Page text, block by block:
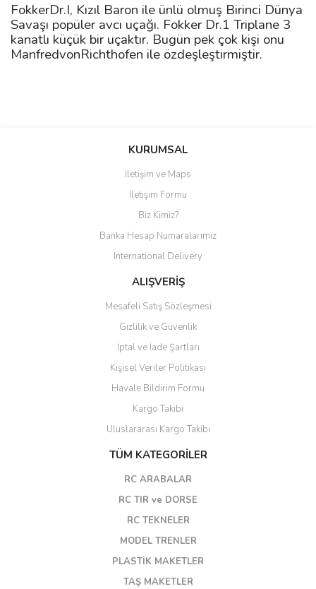
FokkerDr.I, Kızıl Baron ile ünlü olmuş Birinci Dünya
Savaşı popüler avcı uçağı. Fokker Dr.1 Triplane 3
kanatlı küçük bir uçaktır. Bugün pek çok kişi onu
ManfredvonRichthofen ile özdeşleştirmiştir.
Bu ürüne ilk yorumu siz yapın!
Yorum Yaz
KURUMSAL
İletişim ve Maps
İletişim Formu
Biz Kimiz?
Banka Hesap Numaralarımız
International Delivery
ALIŞVERİŞ
Mesafeli Satış Sözleşmesi
Gizlilik ve Güvenlik
İptal ve İade Şartları
Kişisel Veriler Politikası
Havale Bildirim Formu
Kargo Takibi
Uluslararası Kargo Takibi
TÜM KATEGORİLER
RC ARABALAR
RC TIR ve DORSE
RC TEKNELER
MODEL TRENLER
PLASTİK MAKETLER
TAŞ MAKETLER